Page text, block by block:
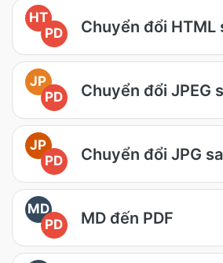
HT
PD
Chuyển đổi HTML
JP
PD
Chuyển đổi JPEG
JP
PD
Chuyển đổi JPG
MD
PD
MD đến PDF